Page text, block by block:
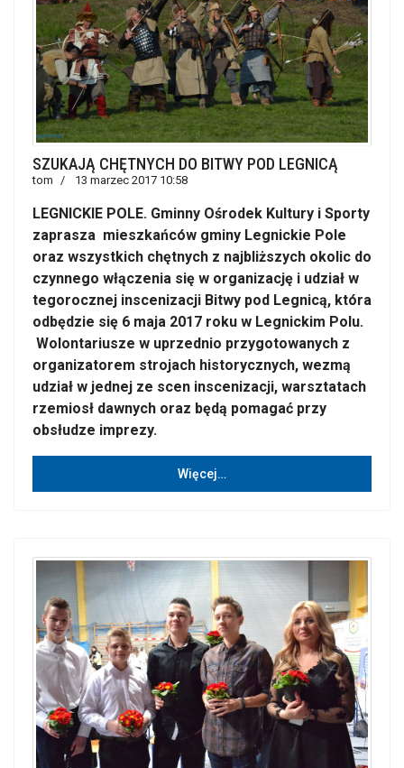
SZUKAJĄ CHĘTNYCH DO BITWY POD LEGNICĄ
tom 13 marzec 2017 10:58
LEGNICKIE POLE. Gminny Ośrodek Kultury i Sporty
zaprasza mieszkańców gminy Legnickie Pole
oraz wszystkich chętnych z najbliższych okolic do
czynnego włączenia się w organizację i udział w
tegorocznej inscenizacji Bitwy pod Legnicą, która
odbędzie się 6 maja 2017 roku w Legnickim Polu.
Wolontariusze w uprzednio przygotowanych z
organizatorem strojach historycznych, wezmą
udział w jednej ze scen inscenizacji, warsztatach
rzemiosł dawnych oraz będą pomagać przy
obsłudze imprezy.
Więcej…